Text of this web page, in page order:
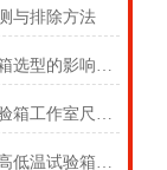
与排除方法
热负载对高低温试验箱选型的影响机制及客户决策指南
选型避坑！高低温试验箱工作室尺寸，选对才不浪费、测的准
控制系统决定成败：高低温试验箱的 “大脑” 究竟有多强？